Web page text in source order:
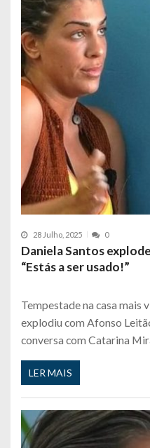
28 Julho, 2025 0
Daniela Santos
“Estás a ser usado!”
Tempestade na casa mais
explodiu com Afonso
conversa com Catarina
LER MAIS